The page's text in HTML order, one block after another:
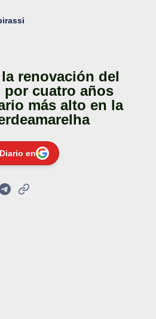
renovación del
cuatro años
más alto en la
en